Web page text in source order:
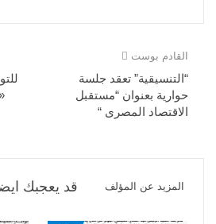
القادم بوست
“التنسيقية” تعقد جلسة
حوارية بعنوان “مستقبل
الاقتصاد المصرى “
قد يعجبك المزيد عن المؤلف